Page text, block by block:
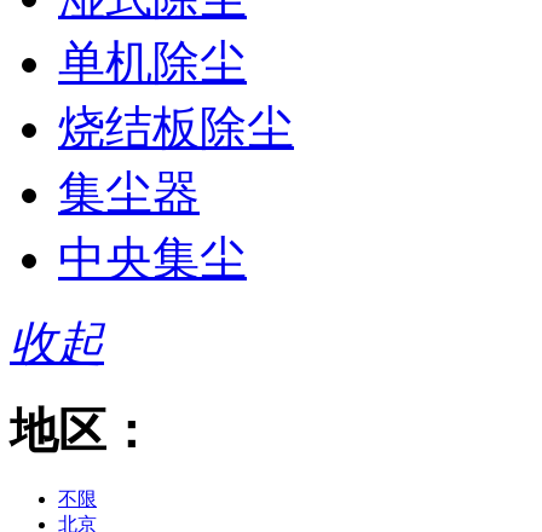
单机除尘
烧结板除尘
集尘器
中央集尘
收起
地区：
不限
北京